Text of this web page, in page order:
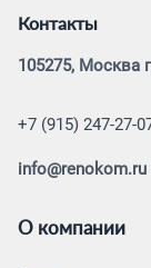
Контакты
105275, Москва
+7 (915) 247-27-
info@renokom.ru
О компании